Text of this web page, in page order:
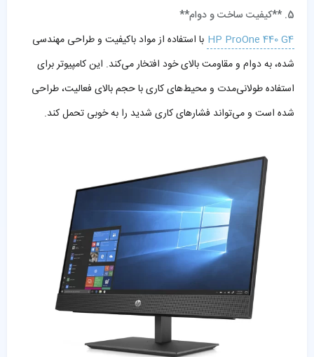
5. **کیفیت ساخت و دوام**
HP ProOne 440 G4 با استفاده از مواد باکیفیت و طراحی مهندسی
شده، به دوام و مقاومت بالای خود افتخار می‌کند. این کامپیوتر برای
استفاده طولانی‌مدت و محیط‌های کاری با حجم بالای فعالیت، طراحی
شده است و می‌تواند فشارهای کاری شدید را به خوبی تحمل کند.